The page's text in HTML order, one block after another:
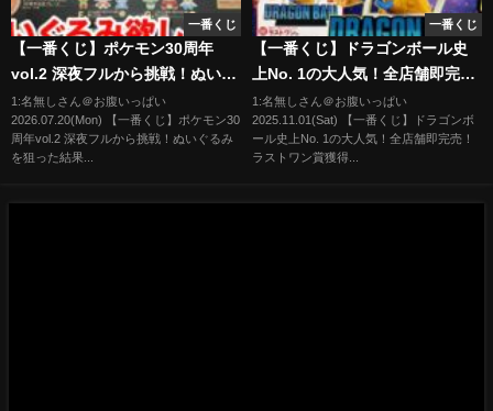
一番くじ
【一番くじ】ポケモン30周年
vol.2 深夜フルから挑戦！ぬいぐ
るみを狙った結果•••
1:名無しさん＠お腹いっぱい
2026.07.20(Mon) 【一番くじ】ポケモン30
周年vol.2 深夜フルから挑戦！ぬいぐるみ
を狙った結果...
一番くじ
【一番くじ】ドラゴンボール史
上No. 1の大人気！全店舗即完
売！ラストワン賞獲得できまし
た。（一番くじ、一番賞、ドラ
ゴンボール）
1:名無しさん＠お腹いっぱい
2025.11.01(Sat) 【一番くじ】ドラゴンボ
ール史上No. 1の大人気！全店舗即完売！
ラストワン賞獲得...